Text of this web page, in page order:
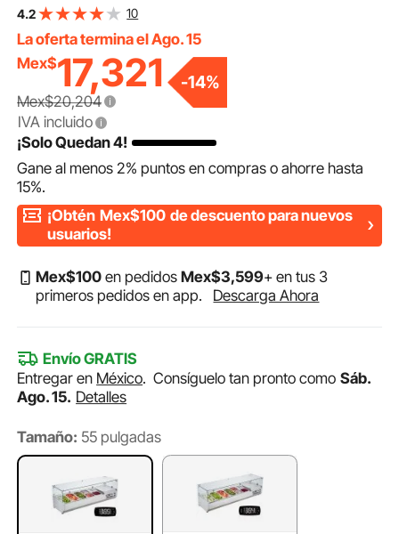
refrigerada de mostrador de 140 W, con 3 bandejas de
1/3 y 4 bandejas de 1/6, cuerpo de acero inoxidable 304
y tapa de PC, mesa de preparación de sándwiches con
protector de vidrio, ETL
4.2 10
La oferta termina el Ago. 15
Mex$17,321
Mex$20,204
-14%
IVA incluido
¡Solo Quedan 4!
Gane al menos 2% puntos en compras o ahorre hasta
15%.
¡Obtén Mex$100 de descuento para nuevos
usuarios!
Mex$100en pedidosMex$3,599+ en tus 3
primeros pedidos en app. Descarga Ahora
Envío GRATIS
Entregar en México.Consíguelo tan pronto como Sáb.
Ago. 15. Detalles
Tamaño: 55 pulgadas